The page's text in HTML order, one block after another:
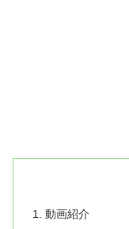
動画紹介